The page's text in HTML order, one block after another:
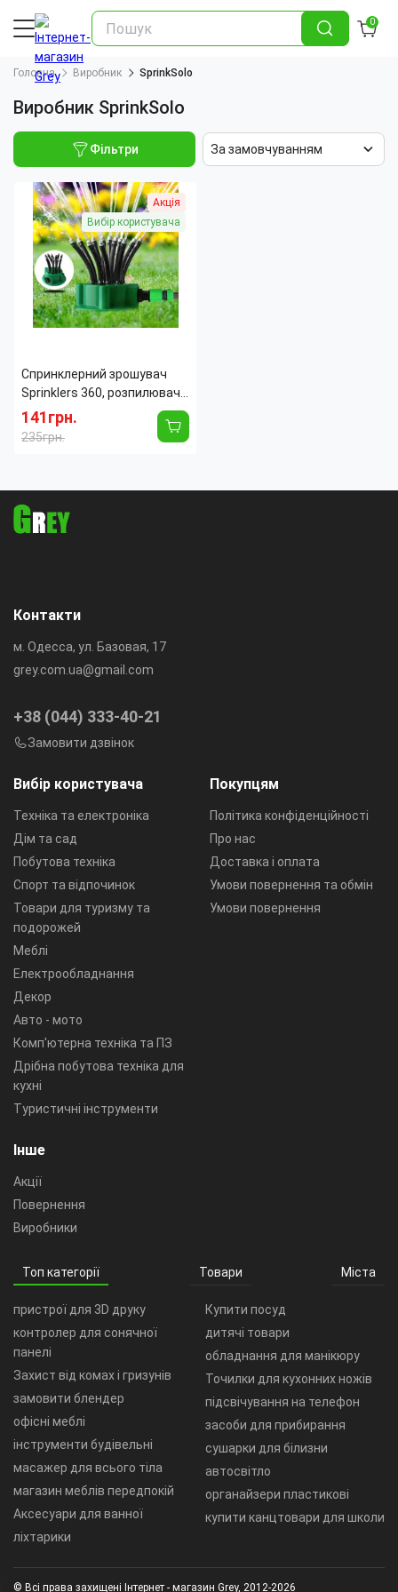
0
Головна Виробник SprinkSolo
Виробник SprinkSolo
Фільтри За замовчуванням
Акція
Вибір користувача
Спринклерний зрошувач
Sprinklers 360, розпилювач
для газону до 35 кв. метрів,
12 насадок
141грн.
235грн.
ультрафиолету:
Максимальная площадь
Вибір користувача
Техніка та електроніка
Дім та сад
Побутова техніка
Спорт та відпочинок
Товари для туризму та
подорожей
Меблі
Електрообладнання
Декор
Авто - мото
Комп'ютерна техніка та ПЗ
Дрібна побутова техніка для
кухні
Туристичні інструменти
Покупцям
Політика конфіденційності
Про нас
Доставка і оплата
Умови повернення та обмін
Умови повернення
Інше
Акції
Повернення
Виробники
Контакти
м. Одесса, ул. Базовая, 17
grey.com.ua@gmail.com
+38 (044) 333-40-21
Замовити дзвінок
Топ категорії Товари Міста
пристрої для 3D друку
контролер для сонячної
панелі
Захист від комах і гризунів
замовити блендер
офісні меблі
інструменти будівельні
масажер для всього тіла
магазин меблів передпокій
Аксесуари для ванної
ліхтарики
Купити посуд
дитячі товари
обладнання для манікюру
Точилки для кухонних ножів
підсвічування на телефон
засоби для прибирання
сушарки для білизни
автосвітло
органайзери пластикові
купити канцтовари для школи
© Всі права захищені Інтернет - магазин Grey, 2012-2026